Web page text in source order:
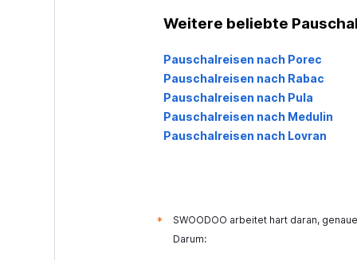
Weitere beliebte
Pauschalreisen nach Porec
Pauschalreisen nach Rabac
Pauschalreisen nach Pula
Pauschalreisen nach Medulin
Pauschalreisen nach Lovran
* SWOODOO arbeitet hart daran,
Darum: